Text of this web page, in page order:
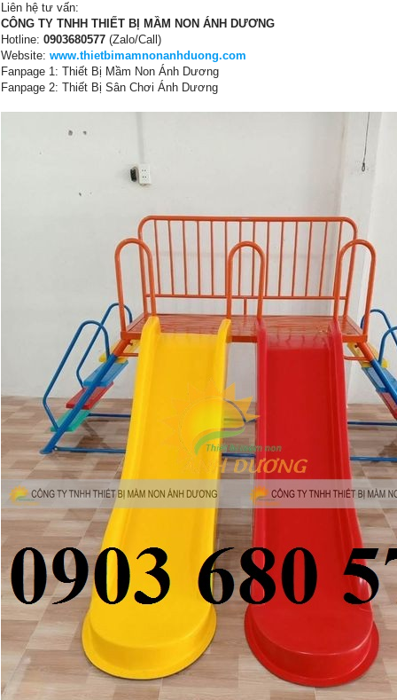
Liên hệ tư vấn:
CÔNG TY TNHH THIẾT BỊ MẦM NON ÁNH DƯƠNG
Hotline: 0903680577 (Zalo/Call)
Website: www.thietbimamnonanhduong.com
Fanpage 1: Thiết Bị Mầm Non Ánh Dương
Fanpage 2: Thiết Bị Sân Chơi Ánh Dương